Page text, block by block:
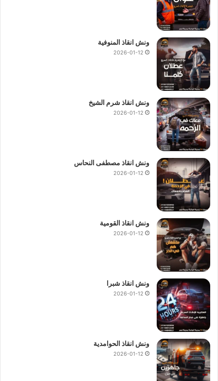
ونش انقاذ المنوفية
2026-01-12
ونش انقاذ شرم الشيخ
2026-01-12
ونش انقاذ مصطفى النحاس
2026-01-12
ونش انقاذ القومية
2026-01-12
ونش انقاذ شبرا
2026-01-12
ونش انقاذ الحوامدية
2026-01-12